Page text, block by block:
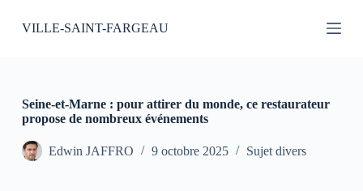
u
o
VILLE-SAINT-FARGEAU
Seine-et-Marne : pour attirer du monde, ce restaurateur
propose de nombreux événements
Edwin JAFFRO 9 octobre 2025 Sujet divers